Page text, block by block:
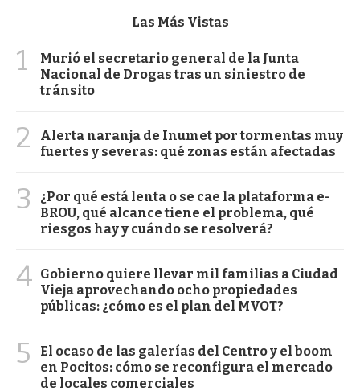
Las Más Vistas
1
Murió el secretario general de la Junta
Nacional de Drogas tras un siniestro de
tránsito
2
Alerta naranja de Inumet por tormentas muy
fuertes y severas: qué zonas están afectadas
3
¿Por qué está lenta o se cae la plataforma e-
BROU, qué alcance tiene el problema, qué
riesgos hay y cuándo se resolverá?
4 Gobierno quiere llevar mil familias a Ciudad
Vieja aprovechando ocho propiedades
públicas: ¿cómo es el plan del MVOT?
5
El ocaso de las galerías del Centro y el boom
en Pocitos: cómo se reconfigura el mercado
de locales comerciales